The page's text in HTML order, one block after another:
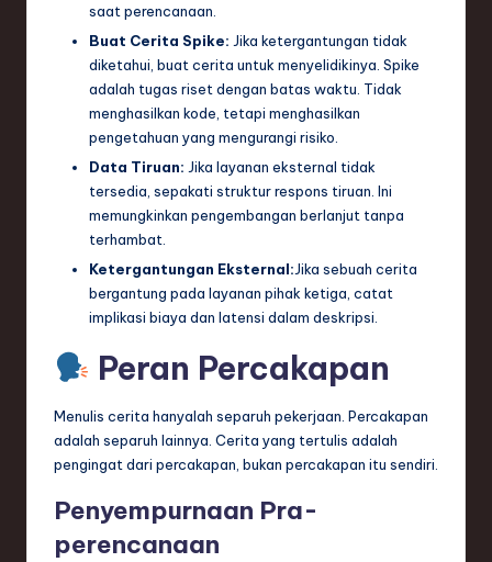
saat perencanaan.
Buat Cerita Spike: Jika ketergantungan tidak
diketahui, buat cerita untuk menyelidikinya. Spike
adalah tugas riset dengan batas waktu. Tidak
menghasilkan kode, tetapi menghasilkan
pengetahuan yang mengurangi risiko.
Data Tiruan: Jika layanan eksternal tidak
tersedia, sepakati struktur respons tiruan. Ini
memungkinkan pengembangan berlanjut tanpa
terhambat.
Ketergantungan Eksternal:Jika sebuah cerita
bergantung pada layanan pihak ketiga, catat
implikasi biaya dan latensi dalam deskripsi.
Peran Percakapan
Menulis cerita hanyalah separuh pekerjaan. Percakapan
adalah separuh lainnya. Cerita yang tertulis adalah
pengingat dari percakapan, bukan percakapan itu sendiri.
Penyempurnaan Pra-
perencanaan